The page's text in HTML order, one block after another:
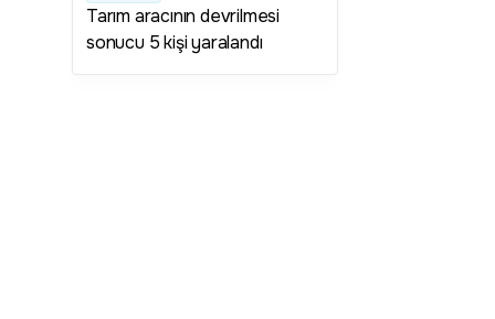
Tarım aracının devrilmesi
sonucu 5 kişi yaralandı